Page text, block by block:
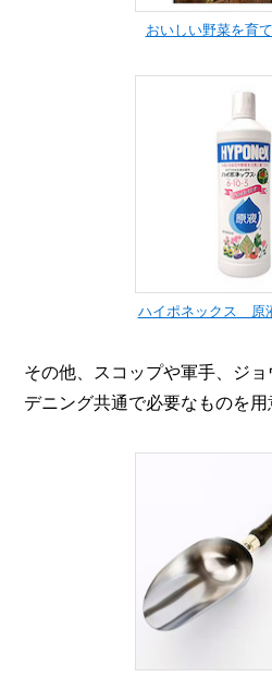
おいしい野菜を育
ハイポネックス 原
その他、スコップや軍手、ジ
デニング共通で必要なものを用